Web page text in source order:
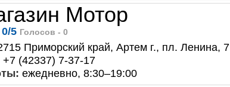
Мотор
0/5 Голосов - 0
Приморский край, Артем г., пл. Ленина, 7
+7 (42337) 7-37-17
ежедневно, 8:30–19:00